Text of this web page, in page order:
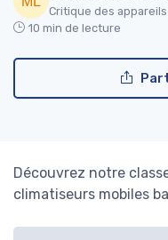
Critique des
10 min de lecture
Découvrez notre
climatiseurs mobiles